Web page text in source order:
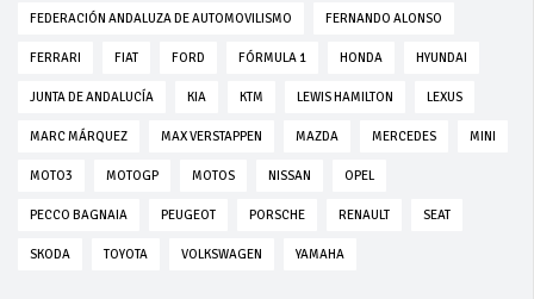
FEDERACIÓN ANDALUZA DE AUTOMOVILISMO FERNANDO ALONSO
FERRARI FIAT FORD FÓRMULA 1 HONDA HYUNDAI
JUNTA DE ANDALUCÍA KIA KTM LEWIS HAMILTON LEXUS
MARC MÁRQUEZ MAX VERSTAPPEN MAZDA MERCEDES MINI
MOTO3 MOTOGP MOTOS NISSAN OPEL
PECCO BAGNAIA PEUGEOT PORSCHE RENAULT SEAT
SKODA TOYOTA VOLKSWAGEN YAMAHA